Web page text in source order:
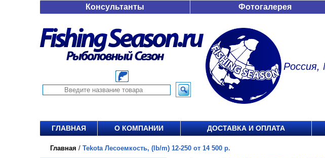
Консультанты Фотогалерея
Россия,
ГЛАВНАЯ О КОМПАНИИ ДОСТАВКА И ОПЛАТА
Главная / Tekota Лесоемкость, (lb/m) 12-250 от 14 500 р.